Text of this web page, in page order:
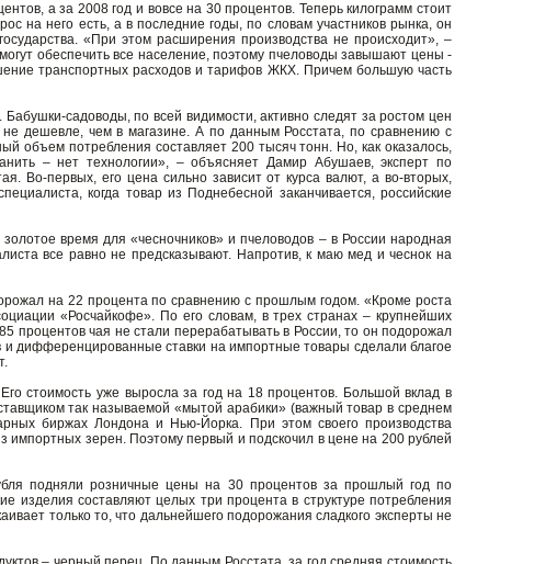
а за 2008 год и вовсе на 30 процентов. Теперь килограмм стоит
на него есть, а в последние годы, по словам участников рынка, он
«При этом расширения производства не происходит», –
обеспечить все население, поэтому пчеловоды завышают цены -
транспортных расходов и тарифов ЖКХ. Причем большую часть
садоводы, по всей видимости, активно следят за ростом цен
дешевле, чем в магазине. А по данным Росстата, по сравнению с
объем потребления составляет 200 тысяч тонн. Но, как оказалось,
– нет технологии», – объясняет Дамир Абушаев, эксперт по
Во-первых, его цена сильно зависит от курса валют, а во-вторых,
когда товар из Поднебесной заканчивается, российские
время для «чесночников» и пчеловодов – в России народная
все равно не предсказывают. Напротив, к маю мед и чеснок на
на 22 процента по сравнению с прошлым годом. «Кроме роста
«Росчайкофе». По его словам, в трех странах – крупнейших
процентов чая не стали перерабатывать в России, то он подорожал
дифференцированные ставки на импортные товары сделали благое
стоимость уже выросла за год на 18 процентов. Большой вклад в
так называемой «мытой арабики» (важный товар в среднем
биржах Лондона и Нью-Йорка. При этом своего производства
зерен. Поэтому первый и подскочил в цене на 200 рублей
подняли розничные цены на 30 процентов за прошлый год по
изделия составляют целых три процента в структуре потребления
только то, что дальнейшего подорожания сладкого эксперты не